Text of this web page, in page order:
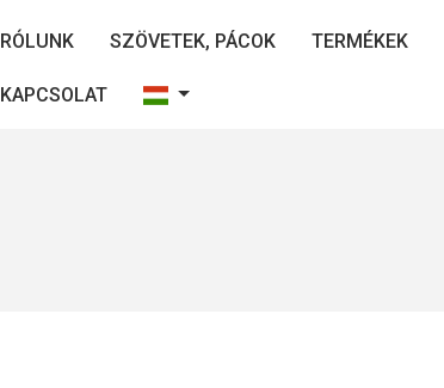
RÓLUNK SZÖVETEK, PÁCOK TERMÉKEK
KAPCSOLAT